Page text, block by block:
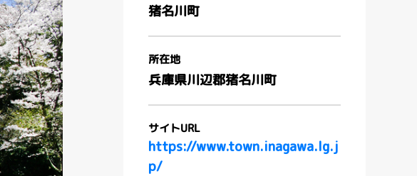
猪名川町
所在地
兵庫県川辺郡猪名川町
サイトURL
https://www.town.inagawa.lg.j
p/